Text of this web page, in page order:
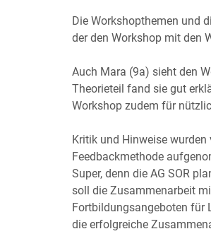
Die Workshopthemen und
der den Workshop mit den
Auch Mara (9a) sieht den
Theorieteil fand sie gut
Workshop zudem für
Kritik und Hinweise
Feedbackmethode
Super, denn die AG SOR
soll die Zusammenarbeit
Fortbildungsangeboten für
die erfolgreiche